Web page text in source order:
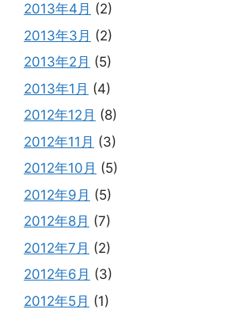
2013年4月 (2)
2013年3月 (2)
2013年2月 (5)
2013年1月 (4)
2012年12月 (8)
2012年11月 (3)
2012年10月 (5)
2012年9月 (5)
2012年8月 (7)
2012年7月 (2)
2012年6月 (3)
2012年5月 (1)